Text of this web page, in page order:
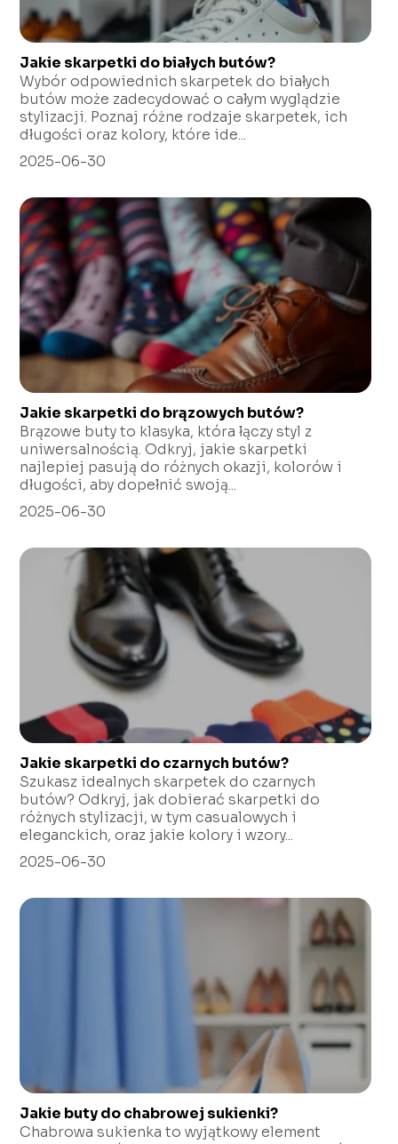
Jakie skarpetki do białych butów?
Wybór odpowiednich skarpetek do białych
butów może zadecydować o całym wyglądzie
stylizacji. Poznaj różne rodzaje skarpetek, ich
długości oraz kolory, które ide...
2025-06-30
Jakie skarpetki do brązowych butów?
Brązowe buty to klasyka, która łączy styl z
uniwersalnością. Odkryj, jakie skarpetki
najlepiej pasują do różnych okazji, kolorów i
długości, aby dopełnić swoją...
2025-06-30
Jakie skarpetki do czarnych butów?
Szukasz idealnych skarpetek do czarnych
butów? Odkryj, jak dobierać skarpetki do
różnych stylizacji, w tym casualowych i
eleganckich, oraz jakie kolory i wzory...
2025-06-30
Jakie buty do chabrowej sukienki?
Chabrowa sukienka to wyjątkowy element